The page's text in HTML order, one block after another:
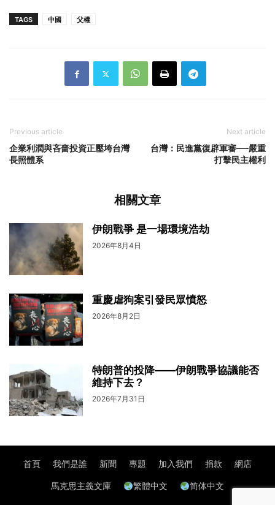
TAGS 中國 父權
Previous article
企業利潤與吝嗇投資正壓垮台灣
長照體系
Next article
台灣：民進黨復辟軍審──嚴重
打擊民主權利
相關文章
伊朗戰爭 是一場環境浩劫
2026年8月4日
重慶虐狗案引發民眾憤怒
2026年8月2日
特朗普的投降——伊朗戰爭協議能否
維持下去？
2026年7月31日
首頁 我們是誰 新聞 專題 加入我們 捐款 網店
馬克思主義文庫 繁體中文 简体中文